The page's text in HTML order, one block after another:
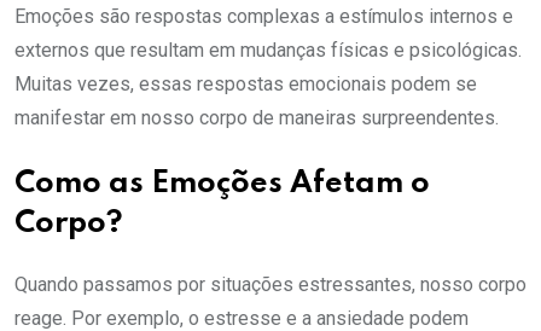
Emoções são respostas complexas a estímulos internos e
externos que resultam em mudanças físicas e psicológicas.
Muitas vezes, essas respostas emocionais podem se
manifestar em nosso corpo de maneiras surpreendentes.
Como as Emoções Afetam o
Corpo?
Quando passamos por situações estressantes, nosso corpo
reage. Por exemplo, o estresse e a ansiedade podem